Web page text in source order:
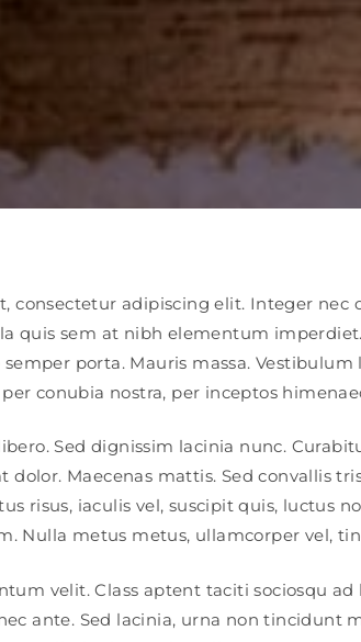
consectetur adipiscing elit. Integer nec
quis sem at nibh elementum
porta. Mauris massa.
conubia nostra, per inceptos
Sed dignissim lacinia nunc.
dolor. Maecenas mattis. Sed convallis
risus, iaculis vel, suscipit quis, luctus
Nulla metus metus, ullamcorper vel,
velit. Class aptent taciti sociosqu
ante. Sed lacinia, urna non tincidunt